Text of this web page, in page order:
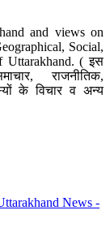
and views on
Social,
Uttarakhand. ( इस
राजनीतिक,
के विचार व अन्य
News -